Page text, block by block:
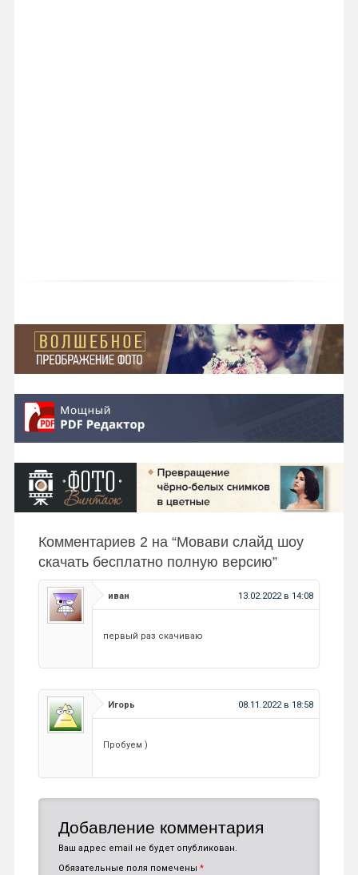
Комментариев 2 на “Мовави слайд шоу
скачать бесплатно полную версию”
иван 13.02.2022 в 14:08
первый раз скачиваю
Игорь 08.11.2022 в 18:58
Пробуем )
Добавление комментария
Ваш адрес email не будет опубликован.
Обязательные поля помечены *